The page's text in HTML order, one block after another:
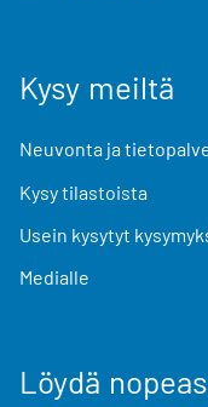
Kysy meiltä
Neuvonta ja
Kysy tilastoista
Usein kysytyt
Medialle
Löydä